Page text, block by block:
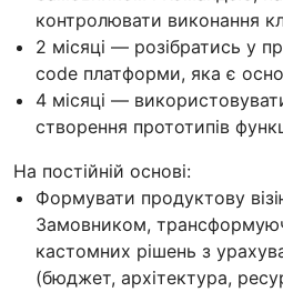
контролювати виконання
2 місяці — розібратись у
code платформи, яка є
4 місяці —
створення прототипів
На постійній основі:
Формувати продуктову
Замовником,
кастомних рішень з
(бюджет, архітектура,